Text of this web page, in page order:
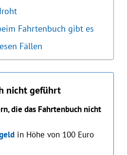
Fahrtenbuch gibt es
Fällen
nicht geführt
die das Fahrtenbuch nicht
in Höhe von 100 Euro